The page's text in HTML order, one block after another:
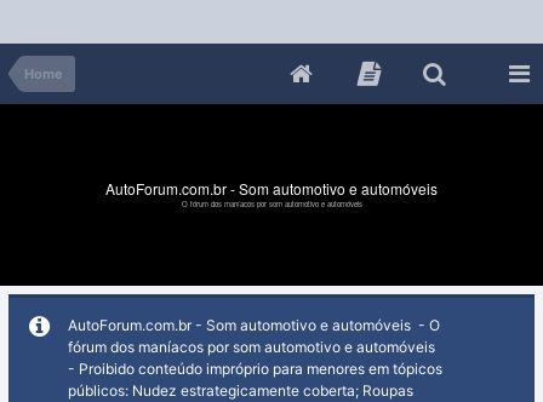
Home
AutoForum.com.br - Som automotivo e automóveis
O fórum dos maníacos por som automotivo e automóveis
AutoForum.com.br - Som automotivo e automóveis - O
fórum dos maníacos por som automotivo e automóveis
- Proibido conteúdo impróprio para menores em tópicos
públicos: Nudez estrategicamente coberta; Roupas